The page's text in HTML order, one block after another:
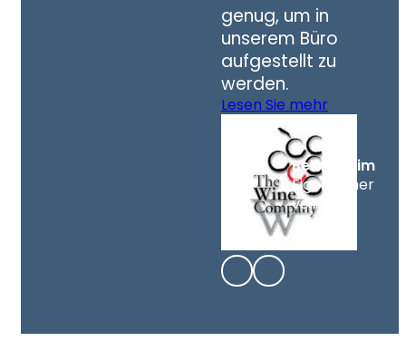
genug, um in
unserem Büro
aufgestellt zu
werden.
Lesen Sie mehr
Belinda Lim
Eigentümer
von TWC